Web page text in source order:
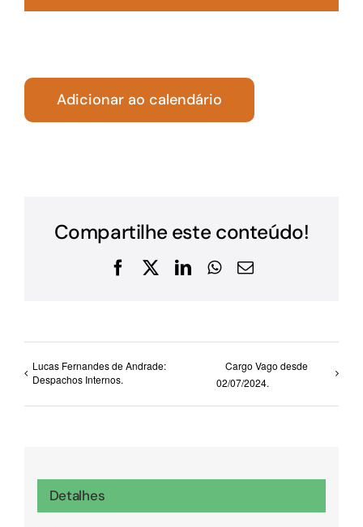
Adicionar ao calendário
Compartilhe este conteúdo!
Facebook
X LinkedInWhatsApp
E-
Lucas Fernandes de Andrade:
Despachos Internos.
Cargo Vago desde
02/07/2024.
Detalhes